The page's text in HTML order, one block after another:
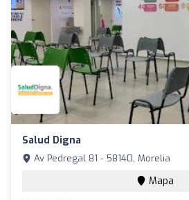
Salud Digna
Av Pedregal 81 - 58140, Morelia
Mapa